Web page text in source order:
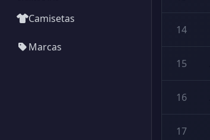
Camisetas
Marcas
14
15
16
17